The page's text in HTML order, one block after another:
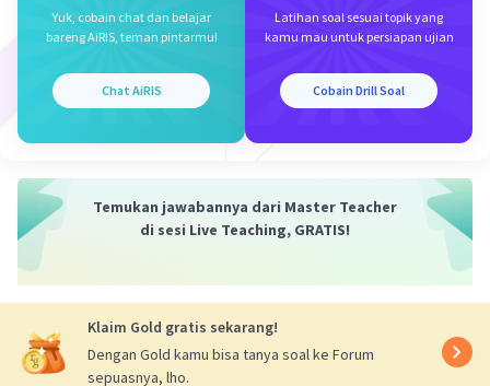
Yuk, cobain chat dan belajar
bareng AiRIS, teman pintarmu!
Chat AiRIS
Latihan soal sesuai topik yang
kamu mau untuk persiapan ujian
Cobain Drill Soal
Temukan jawabannya dari Master Teacher
di sesi Live Teaching, GRATIS!
Klaim Gold gratis sekarang!
Dengan Gold kamu bisa tanya soal ke Forum
sepuasnya, lho.